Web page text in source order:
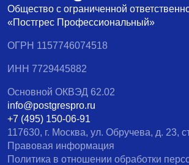
Общество с ограниченной
«Постгрес Профессиональный»
ОГРН 1157746074518
ИНН 7729445882
Основной ОКВЭД 62.02
info@postgrespro.ru
+7 (495) 150-06-91
117630, г. Москва, ул. Обручева, д. 23,
Правовая информация
Политика в отношении обработки